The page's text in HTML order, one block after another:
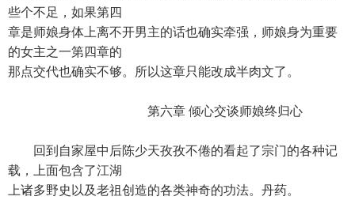
些个不足，如果第四
章是师娘身体上离不开男主的话也确实牵强，师娘身为重要
的女主之一第四章的
那点交代也确实不够。所以这章只能改成半肉文了。
第六章 倾心交谈师娘终归心
回到自家屋中后陈少天孜孜不倦的看起了宗门的各种记
载，上面包含了江湖
上诸多野史以及老祖创造的各类神奇的功法。丹药。